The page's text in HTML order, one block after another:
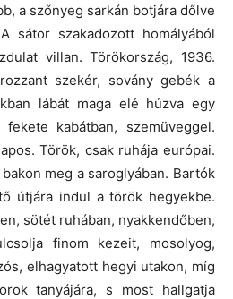
a szőnyeg sarkán botjára dőlve
sátor szakadozott homályából
villan. Törökország, 1936.
szekér, sovány gebék a
lábát maga elé húzva egy
kabátban, szemüveggel.
Török, csak ruhája európai.
meg a saroglyában. Bartók
útjára indul a török hegyekbe.
sötét ruhában, nyakkendőben,
finom kezeit, mosolyog,
elhagyatott hegyi utakon, míg
tanyájára, s most hallgatja